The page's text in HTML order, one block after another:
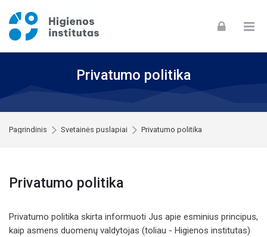
Privatumo politika
Pagrindinis Svetainės puslapiai Privatumo politika
Privatumo politika
Privatumo politika skirta informuoti Jus apie esminius principus,
kaip asmens duomenų valdytojas (toliau - Higienos institutas)